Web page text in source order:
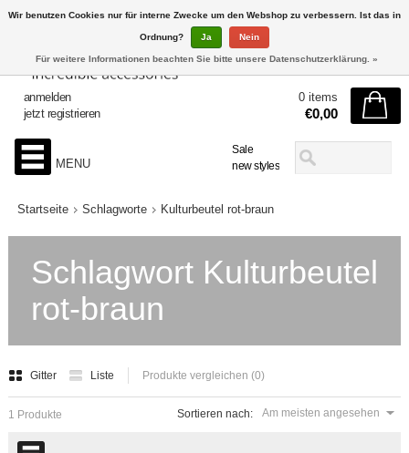
Sale
new styles
anmelden
jetzt registrieren
0 items
€0,00
MENU
Startseite Schlagworte Kulturbeutel rot-braun
Schlagwort Kulturbeutel
rot-braun
Gitter Liste Produkte vergleichen (0)
Sortieren nach: Am meisten angesehen
1 Produkte
Wir benutzen Cookies nur für interne Zwecke um den Webshop zu verbessern. Ist das in
Ordnung? Ja Nein
Für weitere Informationen beachten Sie bitte unsere Datenschutzerklärung. »